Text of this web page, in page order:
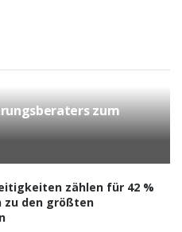
zum
zählen für 42 %
zu den größten